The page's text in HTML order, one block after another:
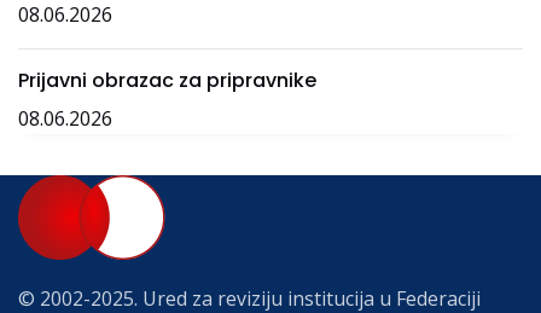
08.06.2026
Prijavni obrazac za pripravnike
08.06.2026
© 2002-2025. Ured za reviziju institucija u Federaciji